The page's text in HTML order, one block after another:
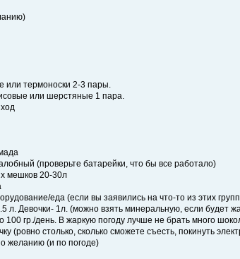
или термоноски 2-3 пары.
или шерстяные 1 пара.
(проверьте батарейки, что бы все работало)
мешков 20-30л
еда (если вы заявились на что-то из этих
л. Девочки- 1л. (можно взять минеральную, если будет
100 гр./день. В жаркую погоду лучше не брать много
(ровно столько, сколько сможете съесть, покинуть
желанию (и по погоде)